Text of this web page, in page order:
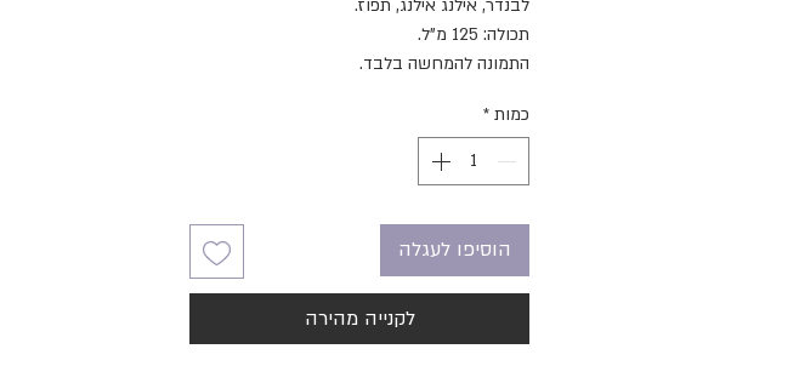
לבנדר, אילנג אילנג, תפוז.
תכולה: 125 מ"ל.
התמונה להמחשה בלבד.
כמות *
הוסיפו לעגלה
לקנייה מהירה